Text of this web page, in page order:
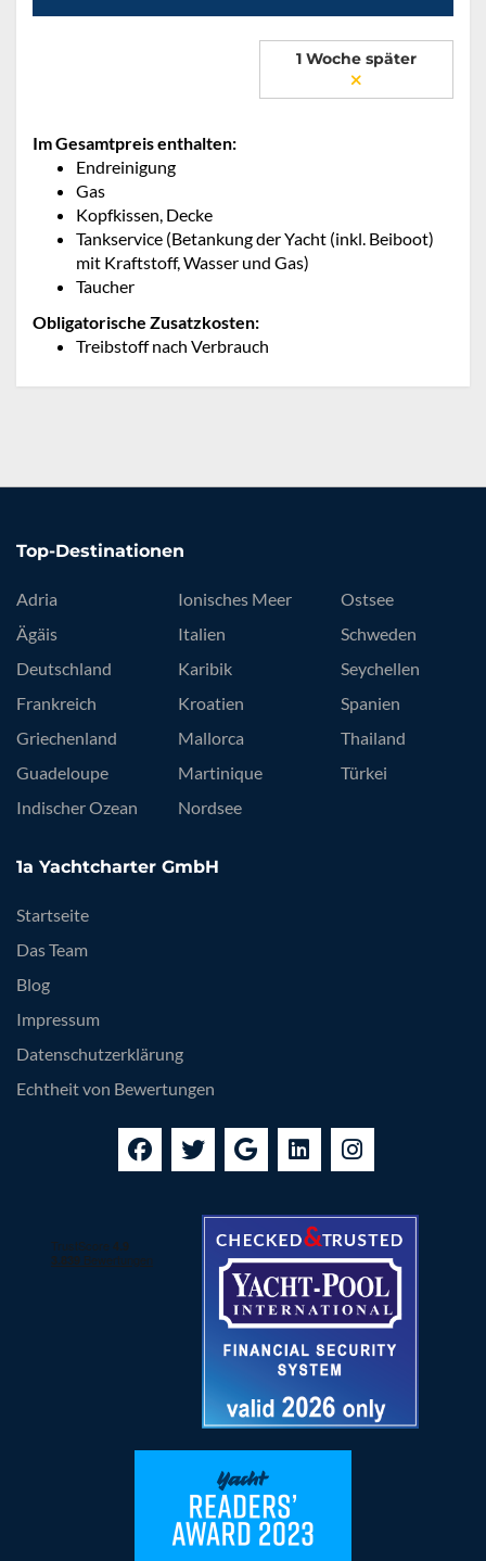
1 Woche später
Im Gesamtpreis enthalten:
Endreinigung
Gas
Kopfkissen, Decke
Tankservice (Betankung der Yacht (inkl. Beiboot)
mit Kraftstoff, Wasser und Gas)
Taucher
Obligatorische Zusatzkosten:
Treibstoff nach Verbrauch
Top-Destinationen
Adria
Ägäis
Deutschland
Frankreich
Griechenland
Guadeloupe
Indischer Ozean
Ionisches Meer
Italien
Karibik
Kroatien
Mallorca
Martinique
Nordsee
Ostsee
Schweden
Seychellen
Spanien
Thailand
Türkei
1a Yachtcharter GmbH
Startseite
Das Team
Blog
Impressum
Datenschutzerklärung
Echtheit von Bewertungen